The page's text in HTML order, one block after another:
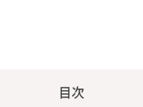
目次